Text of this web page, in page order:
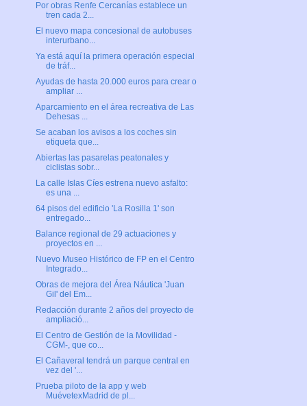
Por obras Renfe Cercanías establece un
tren cada 2...
El nuevo mapa concesional de autobuses
interurbano...
Ya está aquí la primera operación especial
de tráf...
Ayudas de hasta 20.000 euros para crear o
ampliar ...
Aparcamiento en el área recreativa de Las
Dehesas ...
Se acaban los avisos a los coches sin
etiqueta que...
Abiertas las pasarelas peatonales y
ciclistas sobr...
La calle Islas Cíes estrena nuevo asfalto:
es una ...
64 pisos del edificio 'La Rosilla 1' son
entregado...
Balance regional de 29 actuaciones y
proyectos en ...
Nuevo Museo Histórico de FP en el Centro
Integrado...
Obras de mejora del Área Náutica 'Juan
Gil' del Em...
Redacción durante 2 años del proyecto de
ampliació...
El Centro de Gestión de la Movilidad -
CGM-, que co...
El Cañaveral tendrá un parque central en
vez del '...
Prueba piloto de la app y web
MuévetexMadrid de pl...